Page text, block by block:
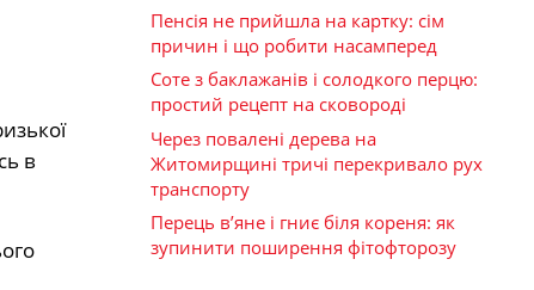
в
Пенсія не прийшла на картку: сім
причин і що робити насамперед
Соте з баклажанів і солодкого перцю:
простий рецепт на сковороді
Через повалені дерева на
Житомирщині тричі перекривало рух
транспорту
Перець в’яне і гниє біля кореня: як
зупинити поширення фітофторозу